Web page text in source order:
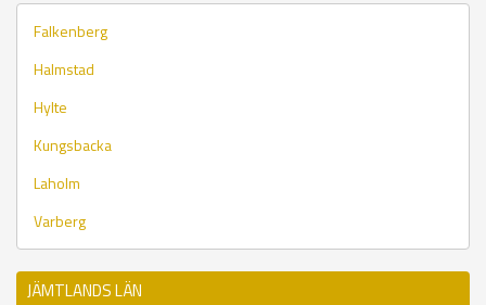
Falkenberg
Halmstad
Hylte
Kungsbacka
Laholm
Varberg
JÄMTLANDS LÄN